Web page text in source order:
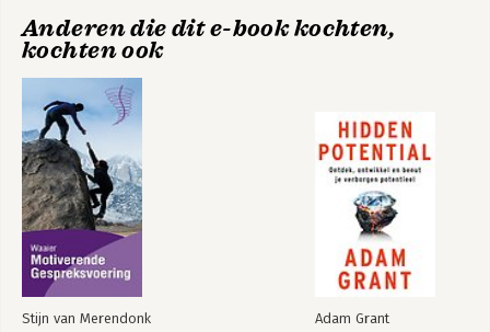
8 Voorgoed veranderen
Over de auteur
Noten
Register
Anderen die dit e-book kochten,
kochten ook
Stijn van Merendonk Adam Grant